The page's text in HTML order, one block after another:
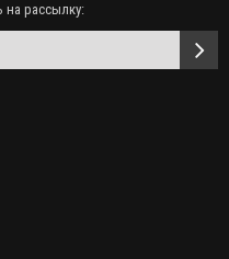
на рассылку: